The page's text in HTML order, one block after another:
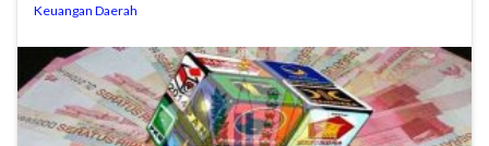
Keuangan Daerah